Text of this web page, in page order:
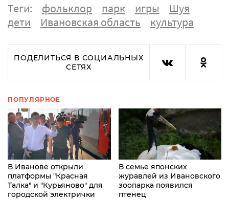
Теги: фольклор парк игры
Шуя
дети
Ивановская область культура
ПОДЕЛИТЬСЯ В СОЦИАЛЬНЫХ
СЕТЯХ
ПОПУЛЯРНОЕ
В Иванове открыли
платформы "Красная
Талка" и "Курьяново" для
городской электрички
В семье японских
журавлей из Ивановского
зоопарка появился
птенец